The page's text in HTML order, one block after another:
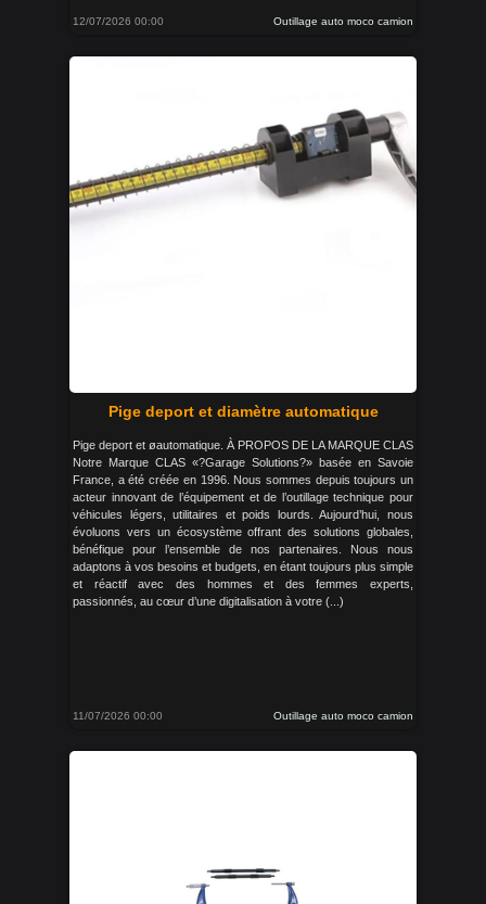
12/07/2026 00:00 Outillage auto moco camion
Pige deport et diamètre automatique
Pige deport et øautomatique. À PROPOS DE LA MARQUE CLAS
Notre Marque CLAS «?Garage Solutions?» basée en Savoie
France, a été créée en 1996. Nous sommes depuis toujours un
acteur innovant de l’équipement et de l’outillage technique pour
véhicules légers, utilitaires et poids lourds. Aujourd’hui, nous
évoluons vers un écosystème offrant des solutions globales,
bénéfique pour l’ensemble de nos partenaires. Nous nous
adaptons à vos besoins et budgets, en étant toujours plus simple
et réactif avec des hommes et des femmes experts,
passionnés, au cœur d’une digitalisation à votre (...)
11/07/2026 00:00 Outillage auto moco camion